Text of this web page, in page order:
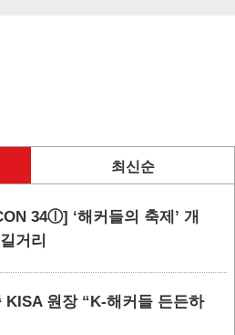
최신순
34ⓛ] ‘해커들의 축제’ 개
거리
KISA 원장 “K-해커들 든든하